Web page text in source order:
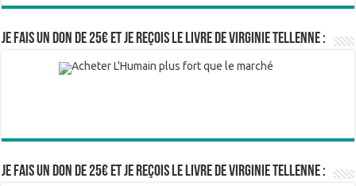
Je fais un don de 25€ et je reçois le livre de Virginie Tellenne :
Je fais un don de 25€ et je reçois le livre de Virginie Tellenne :